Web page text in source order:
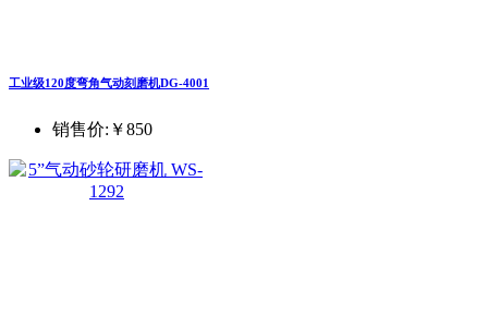
工业级120度弯角气动刻磨机DG-4001
销售价: ￥850